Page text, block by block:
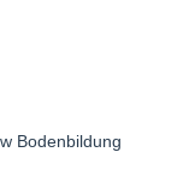
Bodenbildung